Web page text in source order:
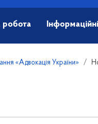
робота
«Адвокація України»